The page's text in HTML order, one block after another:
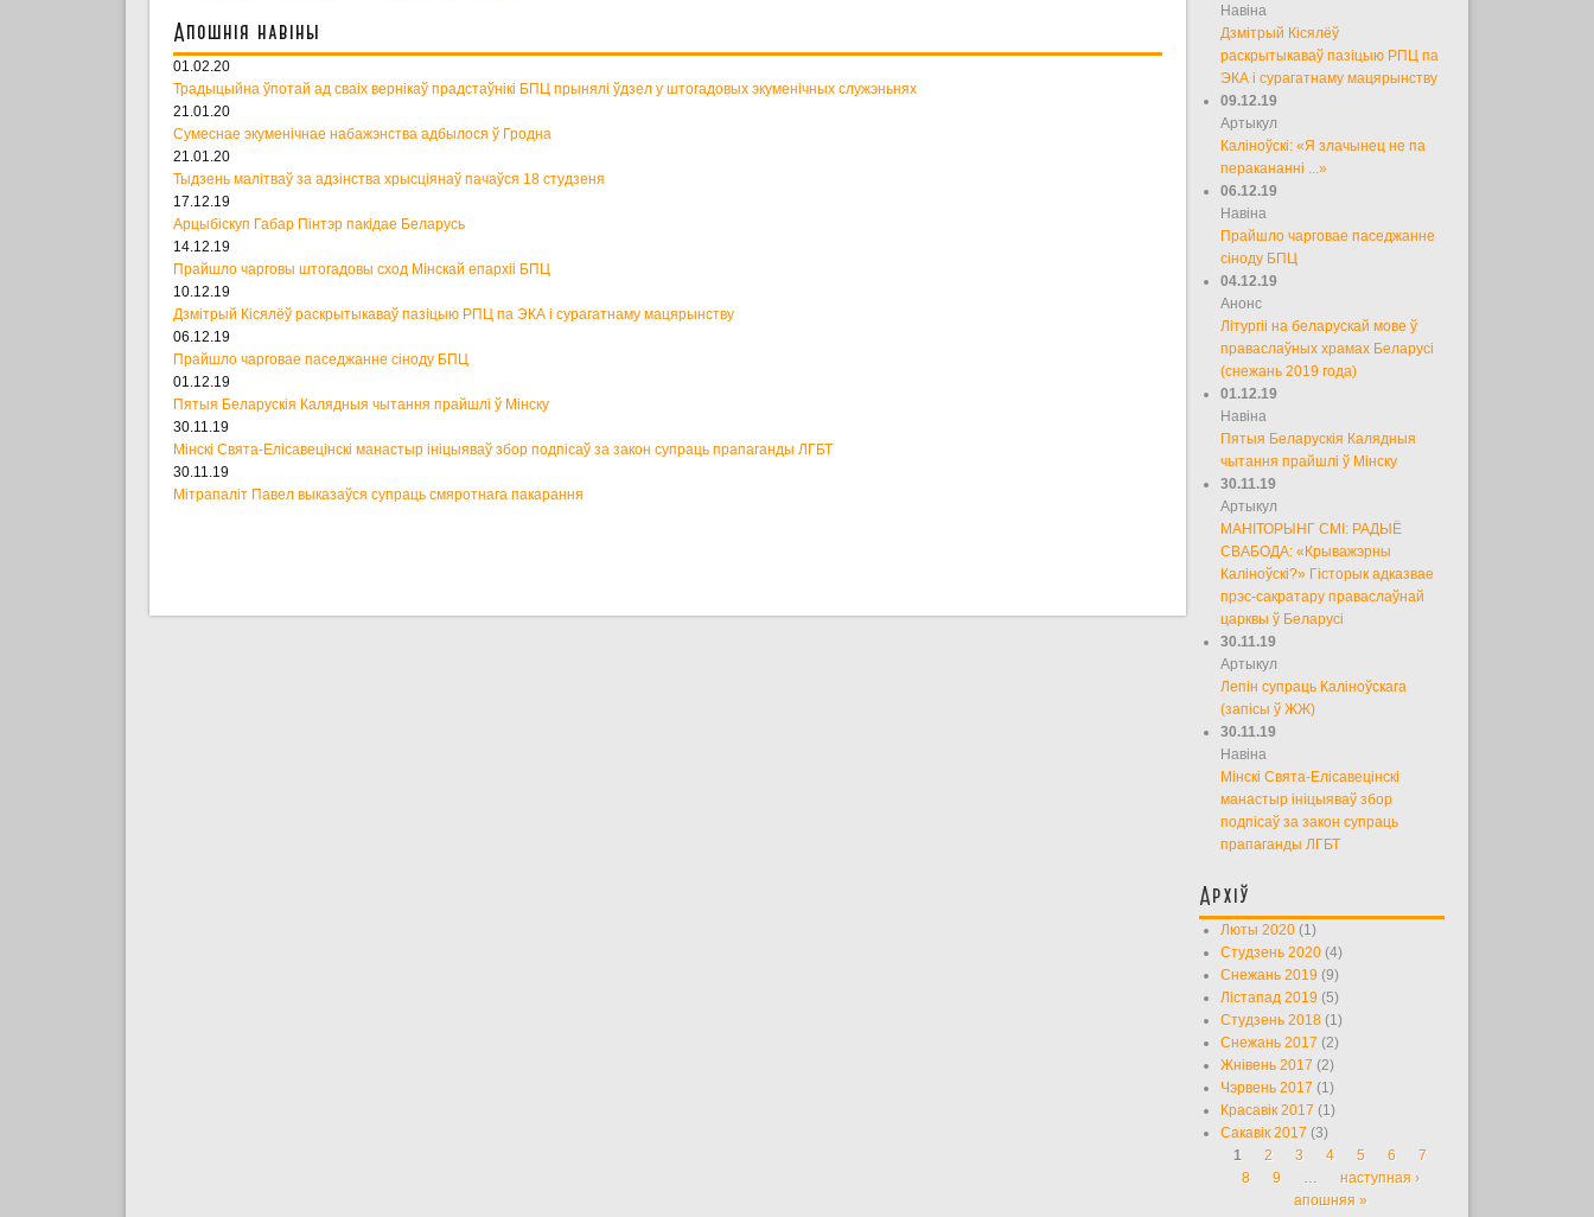
Апошнія навіны
01.02.20
Традыцыйна ўпотай ад сваіх вернікаў прадстаўнікі БПЦ прынялі ўдзел у штогадовых экуменічных служэньнях
21.01.20
Сумеснае экуменічнае набажэнства адбылося ў Гродна
21.01.20
Тыдзень малітваў за адзінства хрысціянаў пачаўся 18 студзеня
17.12.19
Арцыбіскуп Габар Пінтэр пакідае Беларусь
14.12.19
Прайшло чарговы штогадовы сход Мінскай епархіі БПЦ
10.12.19
Дзмітрый Кісялёў раскрытыкаваў пазіцыю РПЦ па ЭКА і сурагатнаму мацярынству
06.12.19
Прайшло чарговае паседжанне сіноду БПЦ
01.12.19
Пятыя Беларускія Калядныя чытання прайшлі ў Мінску
30.11.19
Мінскі Свята-Елісавецінскі манастыр ініцыяваў збор подпісаў за закон супраць прапаганды ЛГБТ
30.11.19
Мітрапаліт Павел выказаўся супраць смяротнага пакарання
Навіна
Дзмітрый Кісялёў
раскрытыкаваў пазіцыю РПЦ па
ЭКА і сурагатнаму мацярынству
09.12.19
Артыкул
Каліноўскі: «Я злачынец не па
перакананні ...»
06.12.19
Навіна
Прайшло чарговае паседжанне
сіноду БПЦ
04.12.19
Анонс
Літургіі на беларускай мове ў
праваслаўных храмах Беларусі
(снежань 2019 года)
01.12.19
Навіна
Пятыя Беларускія Калядныя
чытання прайшлі ў Мінску
30.11.19
Артыкул
МАНІТОРЫНГ СМІ: РАДЫЁ
СВАБОДА: «Крыважэрны
Каліноўскі?» Гісторык адказвае
прэс-сакратару праваслаўнай
царквы ў Беларусі
30.11.19
Артыкул
Лепін супраць Каліноўскага
(запісы ў ЖЖ)
30.11.19
Навіна
Мінскі Свята-Елісавецінскі
манастыр ініцыяваў збор
подпісаў за закон супраць
прапаганды ЛГБТ
Архіў
Люты 2020 (1)
Студзень 2020 (4)
Снежань 2019 (9)
Лістапад 2019 (5)
Студзень 2018 (1)
Снежань 2017 (2)
Жнівень 2017 (2)
Чэрвень 2017 (1)
Красавік 2017 (1)
Сакавік 2017 (3)
Старонкі
1 2 3 4 5 6
7
8
9 …
наступная ›
апошняя »